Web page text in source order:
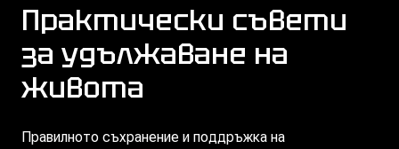
Практически съвети
за удължаване на
живота
Правилното съхранение и поддръжка на